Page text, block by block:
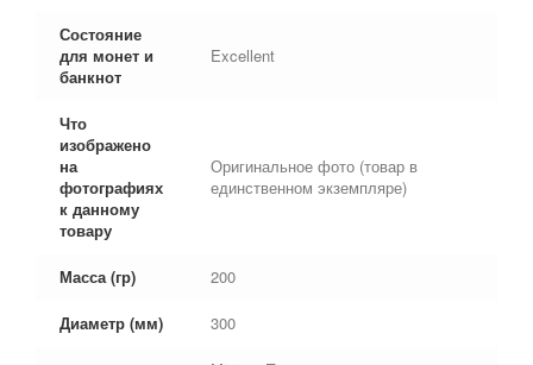
Состояние
для монет и
банкнот
Excellent
Что
изображено
на
фотографиях
к данному
товару
Оригинальное фото (товар в
единственном экземпляре)
Масса (гр) 200
Диаметр (мм) 300